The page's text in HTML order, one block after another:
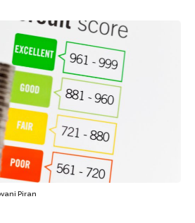
Piran